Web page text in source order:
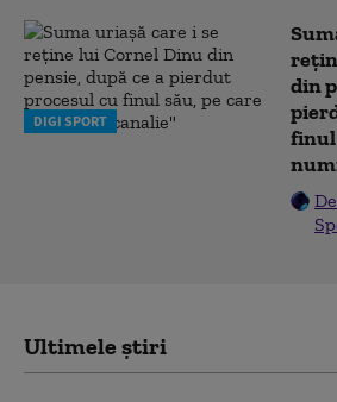
DIGI SPORT
din
finul
Ultimele știri